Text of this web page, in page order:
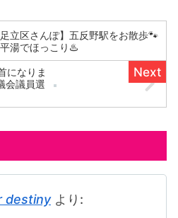
足立区さんぽ】五反野駅をお散歩🐾
湯でほっこり♨️
になりま
会議員選
destiny より: